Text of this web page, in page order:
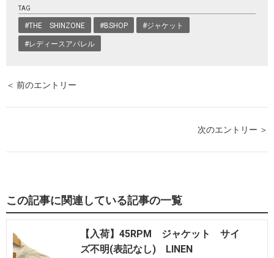
TAG
#THE SHINZONE #BSHOP #ジャケット
#レディースアパレル
＜ 前のエントリー
次のエントリー ＞
この記事に関連している記事の一覧
【入荷】45RPM ジャケット サイ
ズ不明(表記なし) LINEN